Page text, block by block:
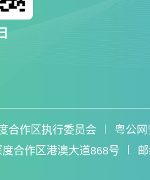
合作区执行委员会 粤公
合作区港澳大道868号